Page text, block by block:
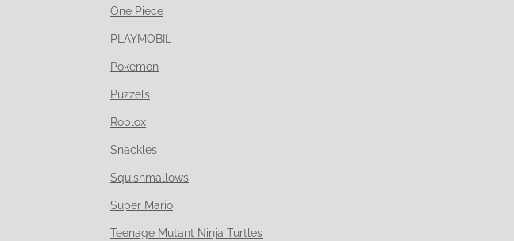
One Piece
PLAYMOBIL
Pokemon
Puzzels
Roblox
Snackles
Squishmallows
Super Mario
Teenage Mutant Ninja Turtles